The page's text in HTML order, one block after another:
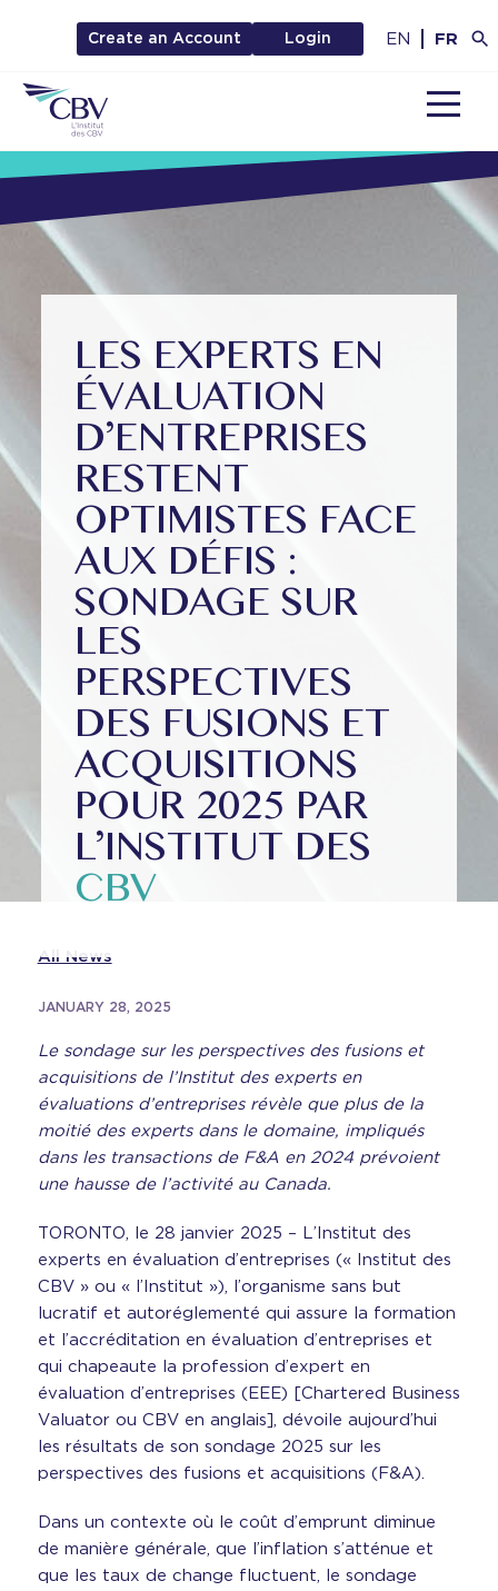
Create an Account Login EN FR
LES EXPERTS EN
ÉVALUATION
D’ENTREPRISES
RESTENT
OPTIMISTES FACE
AUX DÉFIS :
SONDAGE SUR
LES
PERSPECTIVES
DES FUSIONS ET
ACQUISITIONS
POUR 2025 PAR
L’INSTITUT DES
CBV
All News
JANUARY 28, 2025
Le sondage sur les perspectives des fusions et
acquisitions de l’Institut des experts en
évaluations d’entreprises révèle que plus de la
moitié des experts dans le domaine, impliqués
dans les transactions de F&A en 2024 prévoient
une hausse de l’activité au Canada.
TORONTO, le 28 janvier 2025 – L’Institut des
experts en évaluation d’entreprises (« Institut des
CBV » ou « l’Institut »), l’organisme sans but
lucratif et autoréglementé qui assure la formation
et l’accréditation en évaluation d’entreprises et
qui chapeaute la profession d’expert en
évaluation d’entreprises (EEE) [Chartered Business
Valuator ou CBV en anglais], dévoile aujourd’hui
les résultats de son sondage 2025 sur les
perspectives des fusions et acquisitions (F&A).
Dans un contexte où le coût d’emprunt diminue
de manière générale, que l’inflation s’atténue et
que les taux de change fluctuent, le sondage